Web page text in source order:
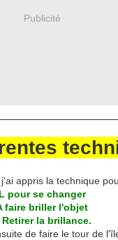
Publicité
j'ai appris la technique
L pour se changer
faire briller l'objet
Retirer la brillance.
de faire le tour de